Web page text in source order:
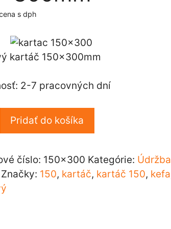
s dph
kartáč 150x300mm
2-7 pracovných dní
Pridať do košíka
číslo: 150x300 Kategórie: Údržba
Značky: 150, kartáč, kartáč 150, kefa